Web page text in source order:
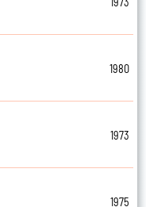
1980
1973
1975